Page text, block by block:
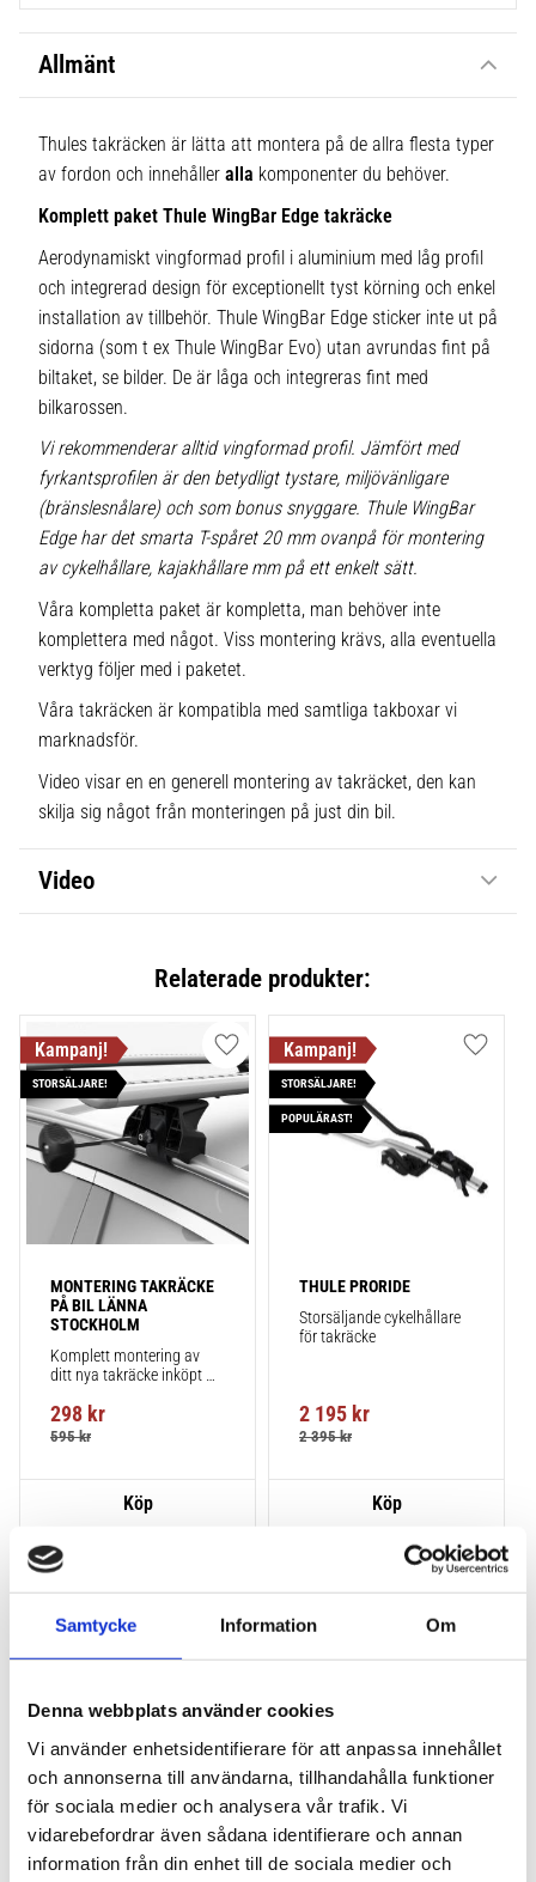
Samtycke Information Om
Denna webbplats använder cookies
Vi använder enhetsidentifierare för att anpassa innehållet
och annonserna till användarna, tillhandahålla funktioner
för sociala medier och analysera vår trafik. Vi
vidarebefordrar även sådana identifierare och annan
information från din enhet till de sociala medier och
Allmänt
Thules takräcken är lätta att montera på de allra flesta typer
av fordon och innehåller alla komponenter du behöver.
Komplett paket Thule WingBar Edge takräcke
Aerodynamiskt vingformad profil i aluminium med låg profil
och integrerad design för exceptionellt tyst körning och enkel
installation av tillbehör. Thule WingBar Edge sticker inte ut på
sidorna (som t ex Thule WingBar Evo) utan avrundas fint på
biltaket, se bilder. De är låga och integreras fint med
bilkarossen.
Vi rekommenderar alltid vingformad profil. Jämfört med
fyrkantsprofilen är den betydligt tystare, miljövänligare
(bränslesnålare) och som bonus snyggare. Thule WingBar
Edge har det smarta T-spåret 20 mm ovanpå för montering
av cykelhållare, kajakhållare mm på ett enkelt sätt.
Våra kompletta paket är kompletta, man behöver inte
komplettera med något. Viss montering krävs, alla eventuella
verktyg följer med i paketet.
Våra takräcken är kompatibla med samtliga takboxar vi
marknadsför.
Video visar en en generell montering av takräcket, den kan
skilja sig något från monteringen på just din bil.
Video
Relaterade produkter:
MONTERING TAKRÄCKE
PÅ BIL LÄNNA
STOCKHOLM
Komplett montering av
ditt nya takräcke inköpt
montering på din bil.
298 kr
595kr
STORSÄLJARE!
Lägg till i favoriter
THULE PRORIDE
Storsäljande cykelhållare
för takräcke
2 195 kr
2 395kr
STORSÄLJARE!
POPULÄRAST!
Lägg
THULE PRORIDE BLACK
Storsäljande
takcykelhållare
THULE DOCKGLIDE
Horisontell kajakhållare